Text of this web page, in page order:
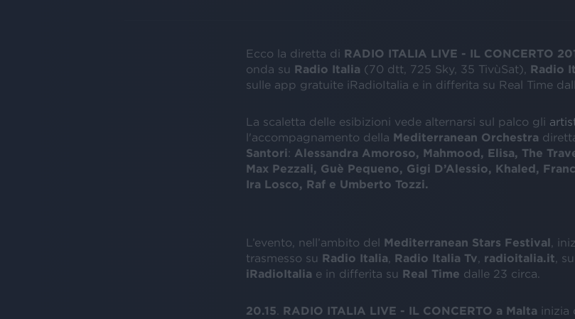
Ecco la diretta di RADIO ITALIA LIVE - IL CONCERTO
onda su Radio Italia (70 dtt, 725 Sky, 35 TivùSat), Radio
sulle app gratuite iRadioItalia e in differita su Real Time
La scaletta delle esibizioni vede alternarsi sul palco gli
l'accompagnamento della Mediterranean Orchestra
Santori: Alessandra Amoroso, Mahmood, Elisa, The
Max Pezzali, Guè Pequeno, Gigi D’Alessio, Khaled,
Ira Losco, Rafe Umberto Tozzi.
L’evento, nell’ambito del Mediterranean Stars Festival ,
trasmesso su Radio Italia Radio Italia Tv radioitalia.it ,
iRadioItalia e in differita su Real Time dalle 23 circa.
20.15 RADIO ITALIA LIVE - IL CONCERTO a Malta inizia